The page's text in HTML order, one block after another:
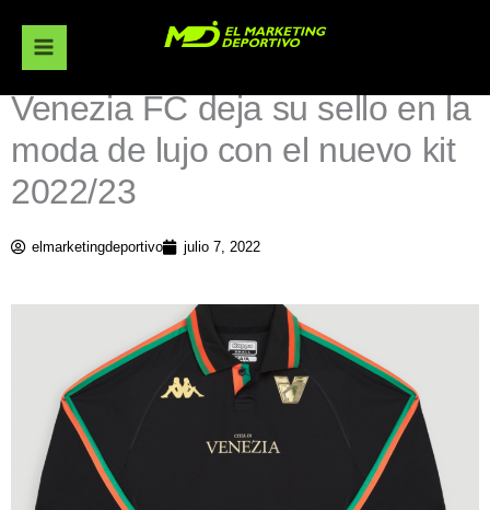
contenido
Venezia FC deja su sello en la
moda de lujo con el nuevo kit
2022/23
elmarketingdeportivo julio 7, 2022